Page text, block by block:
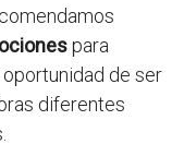
para
de ser
diferentes